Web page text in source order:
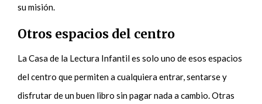
su misión.
Otros espacios del centro
La Casa de la Lectura Infantil es solo uno de esos espacios
del centro que permiten a cualquiera entrar, sentarse y
disfrutar de un buen libro sin pagar nada a cambio. Otras